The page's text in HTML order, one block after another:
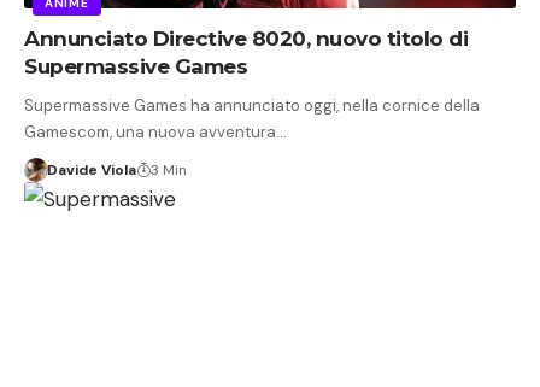
Annunciato Directive 8020, nuovo titolo di
Supermassive Games
Supermassive Games ha annunciato oggi, nella cornice della
Gamescom, una nuova avventura…
Davide Viola 3 Min